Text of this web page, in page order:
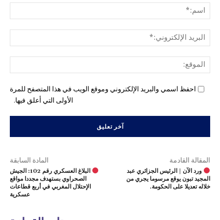
احفظ اسمي والبريد الإلكتروني وموقع الويب في هذا المتصفح للمرة
الأولى التي أعلق فيها.
المادة السابقة
البلاغ العسكري رقم 102: الجيش
الصحراوي بستهدف مجددا مواقع
الإحتلال المغربي في أربع قطاعات
عسكرية
المقالة القادمة
ورد الآن | الرئيس الجزائري عبد
المجيد تبون يوقع مرسوما يجري من
خلاله تعديلا على الحكومة.